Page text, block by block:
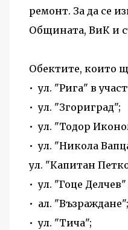
ремонт. За да се
Общината, ВиК и
Обектите, които
• ул. "Рига" в
• ул. "Згориград";
• ул. "Тодор
• ул. "Никола
ул. "Капитан
• ул. "Гоце
• ал. "Възраждане";
• ул. "Тича";